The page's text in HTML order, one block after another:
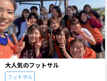
持参ください📷 ご質問、応募、雑談のメ
ッセージ大歓迎です☺️
費：1000円 🎷持ち物 : 楽しむ気持ち🌱
フットサル終わったあとは、 近くの居酒
屋orバーベキューで みんなでご飯を食べ
ます🍖🍴 せっかくのご縁を少しでも 大
切にできたらいいなって思ってます🤍🕊
何か質問等あれば気軽にお声かけくださ
い😊 沢山のご参加、お待ちしております
🌈✨ 経験者、未経験者、女子、男子大募
集です🌱 宜しくお願い致します🙇‍♂️
大人気のフットサル
フットサル